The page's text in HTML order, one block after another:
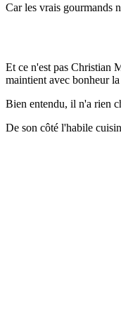
Car les vrais gourmands
Et ce n'est pas Christian
maintient avec bonheur la
Bien entendu, il n'a rien
De son côté l'habile